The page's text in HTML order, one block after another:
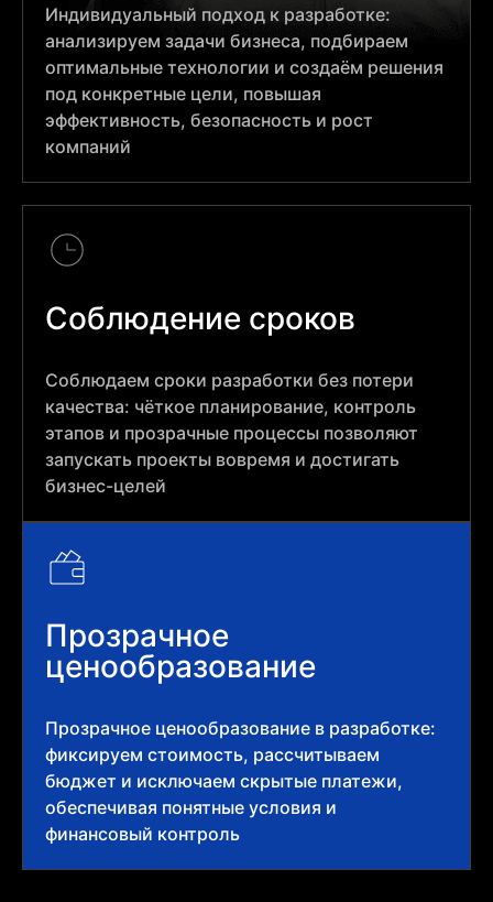
Индивидуальный подход к разработке:
анализируем задачи бизнеса, подбираем
оптимальные технологии и создаём решения
под конкретные цели, повышая
эффективность, безопасность и рост
компаний
Соблюдение сроков
Соблюдаем сроки разработки без потери
качества: чёткое планирование, контроль
этапов и прозрачные процессы позволяют
запускать проекты вовремя и достигать
бизнес-целей
Прозрачное
ценообразование
Прозрачное ценообразование в разработке:
фиксируем стоимость, рассчитываем
бюджет и исключаем скрытые платежи,
обеспечивая понятные условия и
финансовый контроль